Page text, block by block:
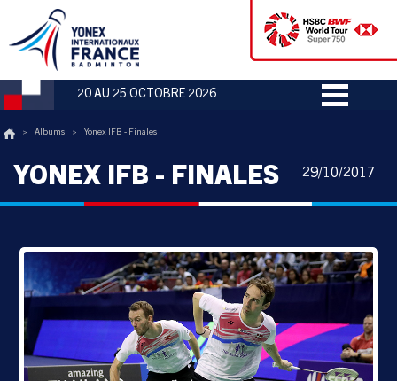
20 AU 25 OCTOBRE 2026
> Albums > Yonex IFB - Finales
YONEX IFB - FINALES 29/10/2017